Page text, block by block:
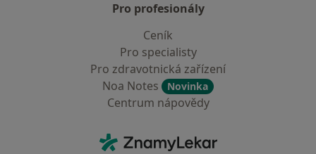
Pro profesionály
Ceník
Pro specialisty
Pro zdravotnická zařízení
Noa Notes
Novinka
Centrum nápovědy
ZnamyLekar - Hlavní stránka